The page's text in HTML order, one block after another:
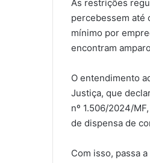
As restrições
percebessem até
mínimo por
encontram
O entendimento
Justiça, que
nº 1.506/2024/
de dispensa de
Com isso, passa